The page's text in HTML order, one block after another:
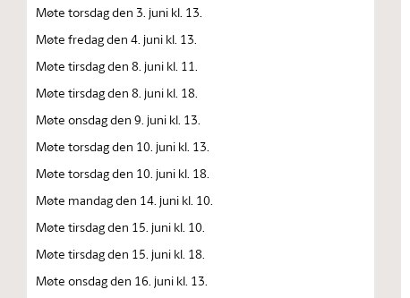
Møte torsdag den 3. juni kl. 13.
Møte fredag den 4. juni kl. 13.
Møte tirsdag den 8. juni kl. 11.
Møte tirsdag den 8. juni kl. 18.
Møte onsdag den 9. juni kl. 13.
Møte torsdag den 10. juni kl. 13.
Møte torsdag den 10. juni kl. 18.
Møte mandag den 14. juni kl. 10.
Møte tirsdag den 15. juni kl. 10.
Møte tirsdag den 15. juni kl. 18.
Møte onsdag den 16. juni kl. 13.